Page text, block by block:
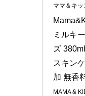
ママ＆キッ
ミルキ
ズ
スキン
加 無香
MAMA &